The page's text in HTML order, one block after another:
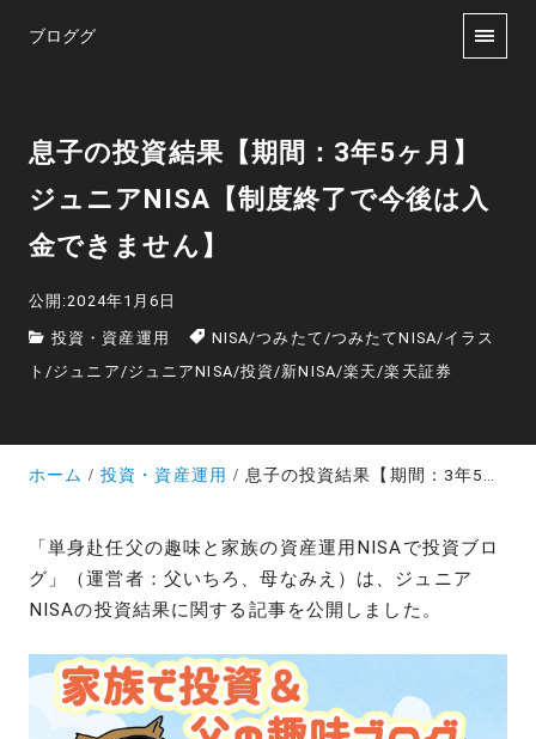
ブロググ
息子の投資結果【期間：3年5ヶ月】
ジュニアNISA【制度終了で今後は入
金できません】
公開:2024年1月6日
投資・資産運用 NISA/つみたて /つみたてNISA/イラス
ト /ジュニア /ジュニアNISA/投資 /新NISA/楽天 /楽天証券
ホーム 投資・資産運用 息子の投資結果【期間：3年5ヶ月】ジュニアNISA【制度終了で今後は入金できません】
「単身赴任父の趣味と家族の資産運用NISAで投資ブロ
グ」（運営者：父いちろ、母なみえ）は、ジュニア
NISAの投資結果に関する記事を公開しました。